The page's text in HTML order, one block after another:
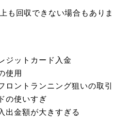
も回収できない場合もありま
ジットカード入金
使用
ロントランニング狙いの取引
の使いすぎ
出金額が大きすぎる